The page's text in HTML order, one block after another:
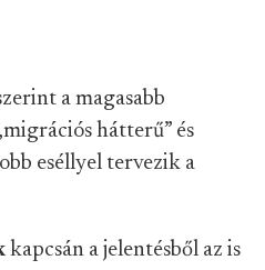
a magasabb
hátterű” és
eséllyel tervezik a
kapcsán a jelentésből az is